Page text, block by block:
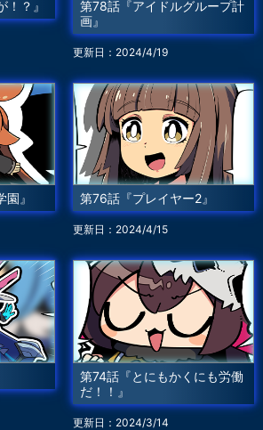
？』
第78話『アイドルグループ計
画』
更新日：2024/4/19
』 第76話『プレイヤー2』
更新日：2024/4/15
第74話『とにもかくにも労働
だ！！』
更新日：2024/3/14